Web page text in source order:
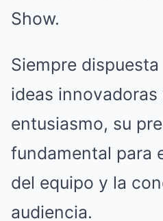
Show.
Siempre
ideas
entusiasmo, su
fundamental para
del equipo y la
audiencia.